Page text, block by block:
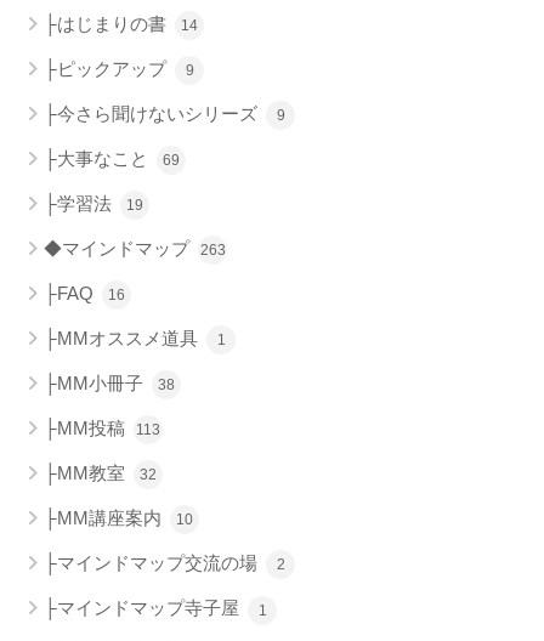
├はじまりの書 14
├ピックアップ 9
├今さら聞けないシリーズ 9
├大事なこと 69
├学習法 19
◆マインドマップ 263
├FAQ 16
├MMオススメ道具 1
├MM小冊子 38
├MM投稿 113
├MM教室 32
├MM講座案内 10
├マインドマップ交流の場 2
├マインドマップ寺子屋 1